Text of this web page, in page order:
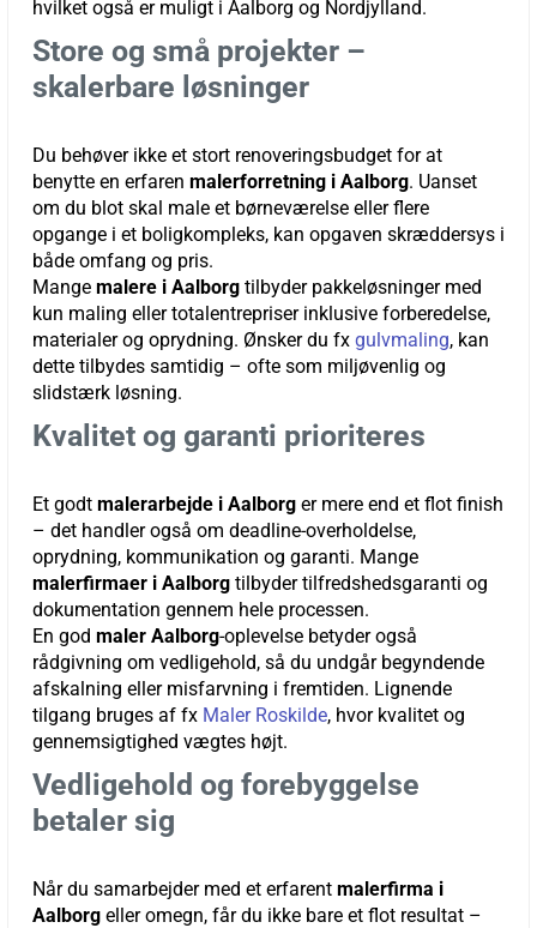
hvilket også er muligt i Aalborg og Nordjylland.
Store og små projekter –
skalerbare løsninger
Du behøver ikke et stort renoveringsbudget for at
benytte en erfaren malerforretning i Aalborg. Uanset
om du blot skal male et børneværelse eller flere
opgange i et boligkompleks, kan opgaven skræddersys i
både omfang og pris.
Mange malere i Aalborg tilbyder pakkeløsninger med
kun maling eller totalentrepriser inklusive forberedelse,
materialer og oprydning. Ønsker du fx gulvmaling, kan
dette tilbydes samtidig – ofte som miljøvenlig og
slidstærk løsning.
Kvalitet og garanti prioriteres
Et godt malerarbejde i Aalborg er mere end et flot finish
– det handler også om deadline-overholdelse,
oprydning, kommunikation og garanti. Mange
malerfirmaer i Aalborg tilbyder tilfredshedsgaranti og
dokumentation gennem hele processen.
En god maler Aalborg-oplevelse betyder også
rådgivning om vedligehold, så du undgår begyndende
afskalning eller misfarvning i fremtiden. Lignende
tilgang bruges af fx Maler Roskilde, hvor kvalitet og
gennemsigtighed vægtes højt.
Vedligehold og forebyggelse
betaler sig
Når du samarbejder med et erfarent malerfirma i
Aalborg eller omegn, får du ikke bare et flot resultat –